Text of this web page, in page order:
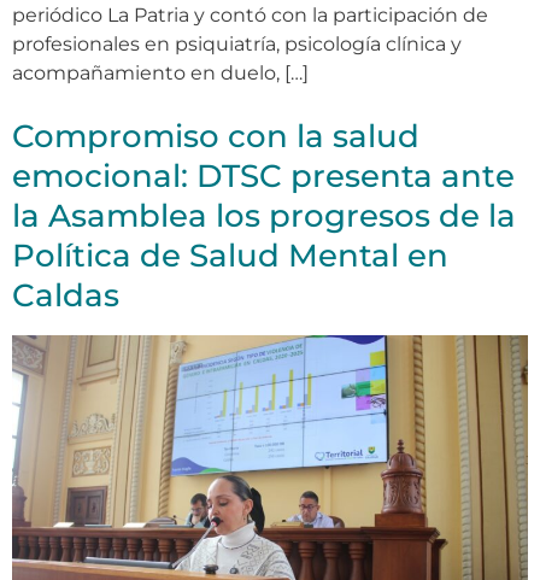
periódico La Patria y contó con la participación de
profesionales en psiquiatría, psicología clínica y
acompañamiento en duelo, […]
Compromiso con la salud
emocional: DTSC presenta ante
la Asamblea los progresos de la
Política de Salud Mental en
Caldas